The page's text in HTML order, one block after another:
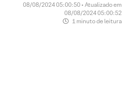
08/08/2024 05:00:50 • Atualizado em
08/08/2024 05:00:52
1 minuto de leitura